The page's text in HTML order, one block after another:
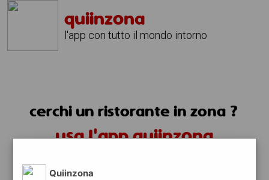
quiinzona
l'app con tutto il mondo intorno
cerchi un ristorante in zona ?
usa l'app quiinzona
Quiinzona